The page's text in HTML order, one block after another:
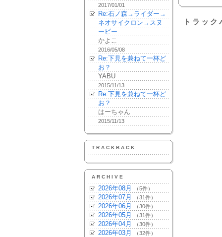
2017/01/01
Re:石ノ森→ライダー→
ネオサイクロン→スヌ
ーピー
かよこ
2016/05/08
Re:下見を兼ねて一杯ど
お？
YABU
2015/11/13
Re:下見を兼ねて一杯ど
お？
はーちゃん
2015/11/13
TRACKBACK
ARCHIVE
2026年08月 （5件）
2026年07月 （31件）
2026年06月 （30件）
2026年05月 （31件）
2026年04月 （30件）
2026年03月 （32件）
トラッ